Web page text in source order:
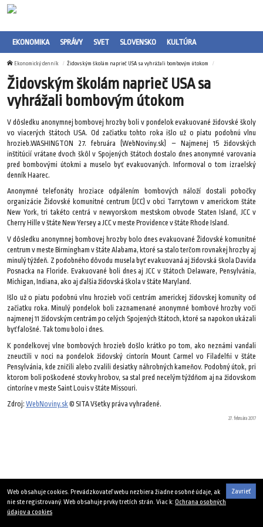
EKONOMIKA SPRÁVY SVET SLOVENSKO KULTÚRA
Ekonomický denník Židovským školám naprieč USA sa vyhrážali bombovým útokom
Židovským školám naprieč USA sa
vyhrážali bombovým útokom
V dôsledku anonymnej bombovej hrozby boli v pondelok evakuované židovské školy
vo viacerých štátoch USA. Od začiatku tohto roka išlo už o piatu podobnú vlnu
hrozieb.WASHINGTON 27. februára (WebNoviny.sk) – Najmenej 15 židovských
inštitúcií vrátane dvoch škôl v Spojených štátoch dostalo dnes anonymné varovania
pred bombovými útokmi a muselo byť evakuovaných. Informoval o tom izraelský
denník Haarec.
Anonymné telefonáty hroziace odpálením bombových náloží dostali pobočky
organizácie Židovské komunitné centrum (JCC) v obci Tarrytown v americkom štáte
New York, tri takéto centrá v newyorskom mestskom obvode Staten Island, JCC v
Cherry Hille v štáte New Yersey a JCC v meste Providence v štáte Rhode Island.
V dôsledku anonymnej bombovej hrozby bolo dnes evakuované Židovské komunitné
centrum v meste Birmingham v štáte Alabama, ktoré sa stalo terčom rovnakej hrozby aj
minulý týždeň. Z podobného dôvodu musela byť evakuovaná aj židovská škola Davida
Posnacka na Floride. Evakuované boli dnes aj JCC v štátoch Delaware, Pensylvánia,
Michigan, Indiana, ako aj ďalšia židovská škola v štáte Maryland.
Išlo už o piatu podobnú vlnu hrozieb voči centrám americkej židovskej komunity od
začiatku roka. Minulý pondelok boli zaznamenané anonymné bombové hrozby voči
najmenej 11 židovským centrám po celých Spojených štátoch, ktoré sa napokon ukázali
byť falošné. Tak tomu bolo i dnes.
K pondelkovej vlne bombových hrozieb došlo krátko po tom, ako neznámi vandali
zneuctili v noci na pondelok židovský cintorín Mount Carmel vo Filadelfii v štáte
Pensylvánia, kde zničili alebo zvalili desiatky náhrobných kameňov. Podobný útok, pri
ktorom boli poškodené stovky hrobov, sa stal pred necelým týždňom aj na židovskom
cintoríne v meste Saint Louis v štáte Missouri.
Zdroj: WebNoviny.sk© SITA Všetky práva vyhradené.
27. februára 2017
Zavrieť
Web obsahuje cookies. Prevádzkovateľ webu nezbiera žiadne osobné údaje, ak
nie ste registrovaný. Web obsahuje prvky tretích strán. Viac k: Ochrana osobných
údajov a cookies